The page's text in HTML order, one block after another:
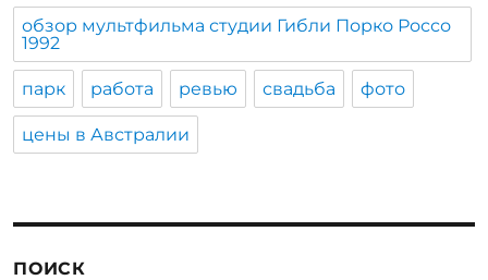
обзор мультфильма студии Гибли Порко Россо
1992
парк работа ревью свадьба фото
цены в Австралии
ПОИСК